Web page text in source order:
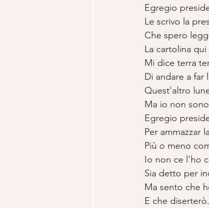
Egregio
Le scrivo la
Che spero
La cartolina qui
Mi dice terra
Di andare a far
Quest'altro
Ma io non
Egregio
Per ammazzar
Più o meno
Io non ce l'ho
Sia detto per
Ma sento che
E che diserterò.